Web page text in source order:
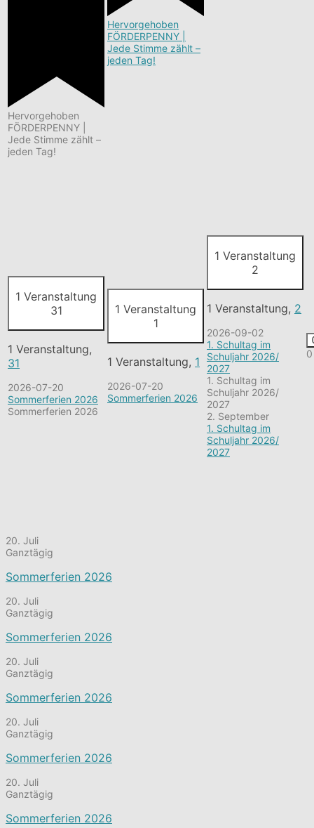
Hervorgehoben
FÖRDERPENNY |
Jede Stimme zählt –
jeden Tag!
Hervorgehoben
FÖRDERPENNY |
Jede Stimme zählt –
jeden Tag!
1 Veranstaltung
31
1 Veranstaltung,
31
2026-07-20
Sommerferien 2026
Sommerferien 2026
1 Veranstaltung
1
1 Veranstaltung, 1
2026-07-20
Sommerferien 2026
1 Veranstaltung
2
1 Veranstaltung, 2
2026-09-02
1. Schultag im
Schuljahr 2026/
2027
1. Schultag im
Schuljahr 2026/
2027
2. September
1. Schultag im
Schuljahr 2026/
2027
20. Juli
Ganztägig
Sommerferien 2026
20. Juli
Ganztägig
Sommerferien 2026
20. Juli
Ganztägig
Sommerferien 2026
20. Juli
Ganztägig
Sommerferien 2026
20. Juli
Ganztägig
Sommerferien 2026